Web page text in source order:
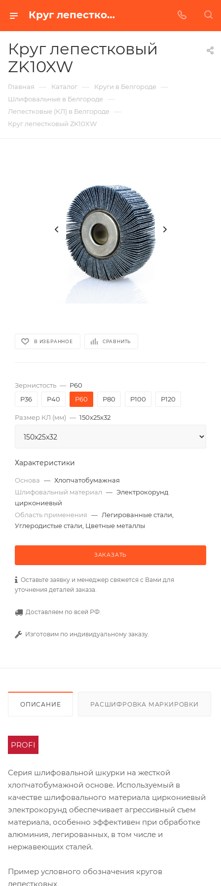
Круг лепестковый ZK10XW в Белгороде | Купить по недорогой цене от Абразивного Завода
Круг лепестковый
ZK10XW
Главная — Каталог — Круги в Белгороде —
Шлифовальные в Белгороде —
Лепестковые (КЛ) в Белгороде —
Круг лепестковый ZK10XW
В ИЗБРАННОЕ СРАВНИТЬ
Зернистость — P60
P36
P40 P60 P80 P100 P120
Размер КЛ (мм) — 150x25x32
Характеристики
Основа — Хлопчатобумажная
Шлифовальный материал — Электрокорунд
циркониевый
Область применения — Легированные стали,
Углеродистые стали, Цветные металлы
ЗАКАЗАТЬ
Оставьте заявку и менеджер свяжется с Вами для
уточнения деталей заказа.
Доставляем по всей РФ.
Изготовим по индивидуальному заказу.
ОПИСАНИЕ РАСШИФРОВКА МАРКИРОВКИ
PROFI
Серия шлифовальной шкурки на жесткой
хлопчатобумажной основе. Используемый в
качестве шлифовального материала циркониевый
электрокорунд обеспечивает агрессивный съем
материала, особенно эффективен при обработке
алюминия, легированных, в том числе и
нержавеющих сталей.
Пример условного обозначения кругов
лепестковых